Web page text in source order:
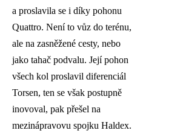
a proslavila se i díky pohonu
Quattro. Není to vůz do terénu,
ale na zasněžené cesty, nebo
jako tahač podvalu. Její pohon
všech kol proslavil diferenciál
Torsen, ten se však postupně
inovoval, pak přešel na
mezinápravovu spojku Haldex.